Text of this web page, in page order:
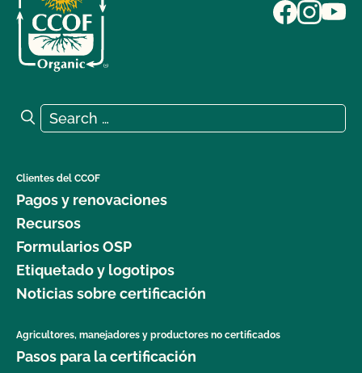
Search for:
Search
Clientes del CCOF
Pagos y renovaciones
Recursos
Formularios OSP
Etiquetado y logotipos
Noticias sobre certificación
Agricultores, manejadores y productores no certificados
Pasos para la certificación